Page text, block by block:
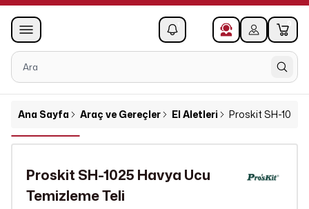
0
Ana Sayfa Araç ve Gereçler El Aletleri Proskit SH-1025
Proskit SH-1025 Havya Ucu
Temizleme Teli